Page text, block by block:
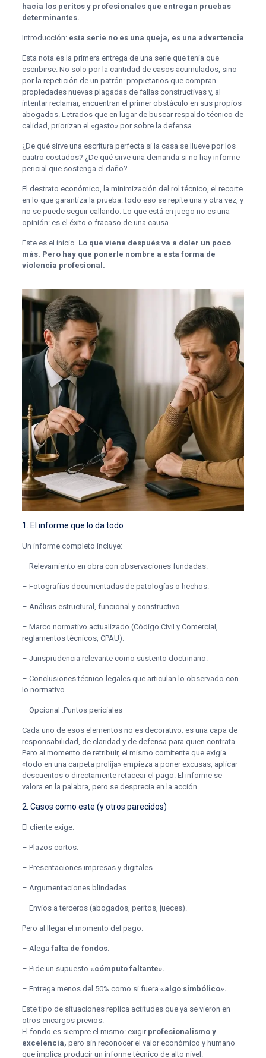
hacia los peritos y profesionales que entregan pruebas
determinantes.
Introducción: esta serie no es una queja, es una advertencia
Esta nota es la primera entrega de una serie que tenía que
escribirse. No solo por la cantidad de casos acumulados, sino
por la repetición de un patrón: propietarios que compran
propiedades nuevas plagadas de fallas constructivas y, al
intentar reclamar, encuentran el primer obstáculo en sus propios
abogados. Letrados que en lugar de buscar respaldo técnico de
calidad, priorizan el «gasto» por sobre la defensa.
¿De qué sirve una escritura perfecta si la casa se llueve por los
cuatro costados? ¿De qué sirve una demanda si no hay informe
pericial que sostenga el daño?
El destrato económico, la minimización del rol técnico, el recorte
en lo que garantiza la prueba: todo eso se repite una y otra vez, y
no se puede seguir callando. Lo que está en juego no es una
opinión: es el éxito o fracaso de una causa.
Este es el inicio. Lo que viene después va a doler un poco
más. Pero hay que ponerle nombre a esta forma de
violencia profesional.
1. El informe que lo da todo
Un informe completo incluye:
– Relevamiento en obra con observaciones fundadas.
– Fotografías documentadas de patologías o hechos.
– Análisis estructural, funcional y constructivo.
– Marco normativo actualizado (Código Civil y Comercial,
reglamentos técnicos, CPAU).
– Jurisprudencia relevante como sustento doctrinario.
– Conclusiones técnico-legales que articulan lo observado con
lo normativo.
– Opcional :Puntos periciales
Cada uno de esos elementos no es decorativo: es una capa de
responsabilidad, de claridad y de defensa para quien contrata.
Pero al momento de retribuir, el mismo comitente que exigía
«todo en una carpeta prolija» empieza a poner excusas, aplicar
descuentos o directamente retacear el pago. El informe se
valora en la palabra, pero se desprecia en la acción.
2. Casos como este (y otros parecidos)
El cliente exige:
– Plazos cortos.
– Presentaciones impresas y digitales.
– Argumentaciones blindadas.
– Envíos a terceros (abogados, peritos, jueces).
Pero al llegar el momento del pago:
– Alega falta de fondos.
– Pide un supuesto «cómputo faltante».
– Entrega menos del 50% como si fuera «algo simbólico».
Este tipo de situaciones replica actitudes que ya se vieron en
otros encargos previos.
El fondo es siempre el mismo: exigir profesionalismo y
excelencia, pero sin reconocer el valor económico y humano
que implica producir un informe técnico de alto nivel.